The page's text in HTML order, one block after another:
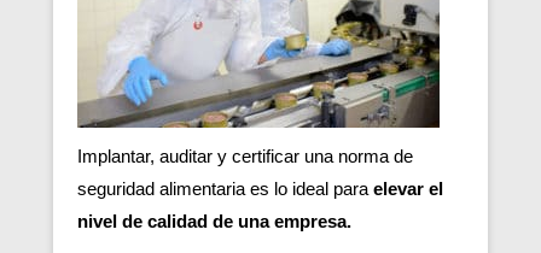
Implantar, auditar y certificar una norma de
seguridad alimentaria es lo ideal para elevar el
nivel de calidad de una empresa.